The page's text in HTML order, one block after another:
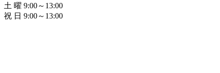
土 曜 9:00～13:00
祝 日 9:00～13:00